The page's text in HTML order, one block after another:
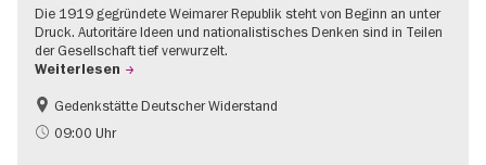
Die 1919 gegründete Weimarer Republik steht von Beginn an unter
Druck. Autoritäre Ideen und nationalistisches Denken sind in Teilen
der Gesellschaft tief verwurzelt.
Weiterlesen
Gratis
NS-Geschichte
Gedenkstätte Deutscher Widerstand
09:00 Uhr